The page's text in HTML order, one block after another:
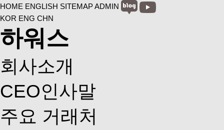
HOME ENGLISH SITEMAPADMIN
KOR ENG CHN
하워스
회사소개
CEO인사말
주요 거래처